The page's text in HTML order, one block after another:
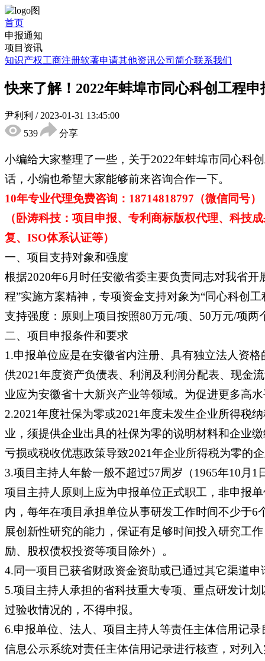
首页
申报通知
项目资讯
知识产权工商注册软著申请其他资讯公司简介联系我们
快来了解！2022年蚌埠市同心科创工程
尹利利 / 2023-01-31 13:45:00
539
分享
小编给大家整理了一些，关于2022年蚌埠市同心科
话，小编也希望大家能够前来咨询合作一下。
10年专业代理免费咨询：18714818797（微信同号）
（卧涛科技：项目申报、专利商标版权代理、科技
复、ISO体系认证等）
一、项目支持对象和强度
根据2020年6月时任安徽省委主要负责同志对我省
程”实施方案精神，专项资金支持对象为“同心科创
支持强度：原则上项目按照80万元/项、50万元/项
二、项目申报条件和要求
1.申报单位应是在安徽省内注册、具有独立法人资
供2021年度资产负债表、利润及利润分配表、现金
业应为安徽省十大新兴产业等领域。为促进更多高
2.2021年度社保为零或2021年度未发生企业所得税
业，须提供企业出具的社保为零的说明材料和企业
亏损或税收优惠政策导致2021年企业所得税为零的
3.项目主持人年龄一般不超过57周岁（1965年10月
项目主持人原则上应为申报单位正式职工，非申报
内，每年在项目承担单位从事研发工作时间不少于
展创新性研究的能力，保证有足够时间投入研究工
励、股权债权投资等项目除外）。
4.同一项目已获省财政资金资助或已通过其它渠道
5.项目主持人承担的省科技重大专项、重点研发计
过验收情况的，不得申报。
6.申报单位、法人、项目主持人等责任主体信用记
信息公示系统对责任主体信用记录进行核查，对列